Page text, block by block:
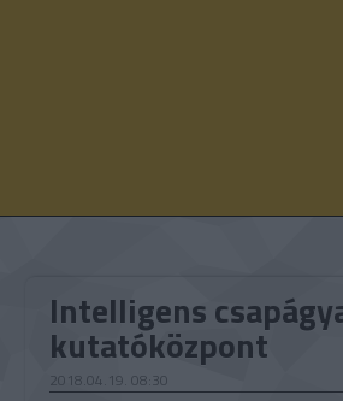
Intelligens
kutatóközpont
2018.04.19. 08:30